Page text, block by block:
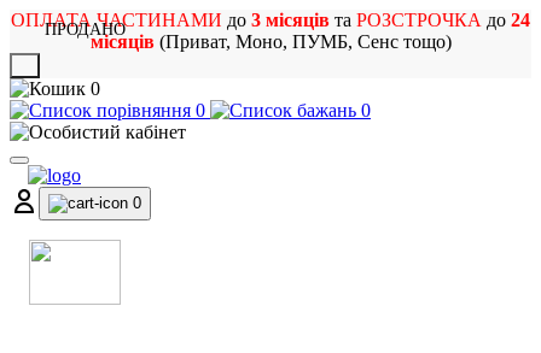
ОПЛАТА ЧАСТИНАМИ до 3 місяців та РОЗСТРОЧКА до 24
місяців(Приват, Моно, ПУМБ, Сенс тощо)
0
0
0
0
ПРОДАНО